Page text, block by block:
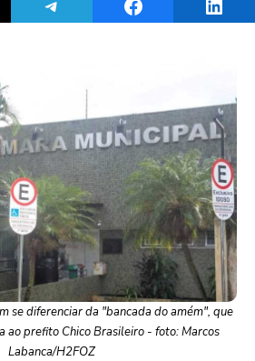
se diferenciar da "bancada do amém", que
ao prefito Chico Brasileiro - foto: Marcos
Labanca/H2FOZ